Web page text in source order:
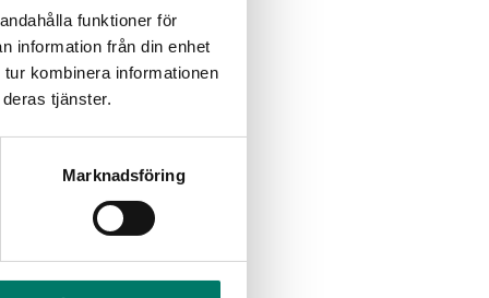
funktioner för
information från din enhet
kombinera informationen
tjänster.
Marknadsföring